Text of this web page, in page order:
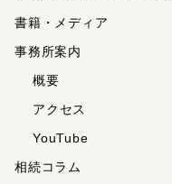
書籍・メディア
事務所案内
概要
アクセス
YouTube
相続コラム